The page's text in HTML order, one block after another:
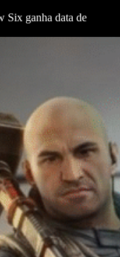
Six ganha data de